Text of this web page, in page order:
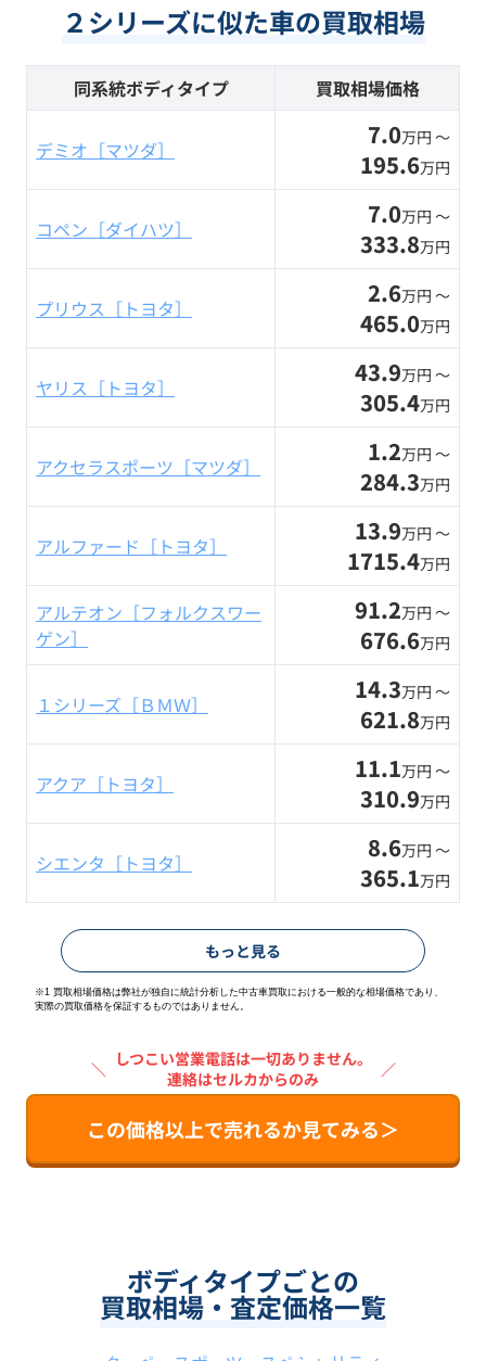
２シリーズに似た車の買取相場
同系統ボディタイプ 買取相場価格
デミオ［マツダ］ 7.0万円 〜
195.6万円
コペン［ダイハツ］ 7.0万円 〜
333.8万円
プリウス［トヨタ］ 2.6万円 〜
465.0万円
ヤリス［トヨタ］ 43.9万円 〜
305.4万円
アクセラスポーツ［マツダ］ 1.2万円 〜
284.3万円
アルファード［トヨタ］ 13.9万円 〜
1715.4万円
アルテオン［フォルクスワー
ゲン］
91.2万円 〜
676.6万円
１シリーズ［ＢＭＷ］ 14.3万円 〜
621.8万円
アクア［トヨタ］ 11.1万円 〜
310.9万円
シエンタ［トヨタ］ 8.6万円 〜
365.1万円
もっと見る
※1 買取相場価格は弊社が独自に統計分析した中古車買取における一般的な相場価格であり、
実際の買取価格を保証するものではありません。
＼
しつこい営業電話は一切ありません。
連絡はセルカからのみ
／
この価格以上で売れるか見てみる＞
ボディタイプごとの
買取相場・査定価格一覧